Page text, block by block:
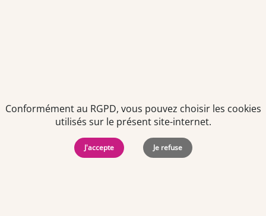
personnelles
réservés.
Conformément au RGPD, vous pouvez choisir les cookies
utilisés sur le présent site-internet.
J'accepte Je refuse